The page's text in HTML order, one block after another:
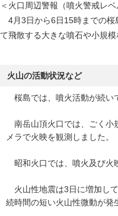
＜火口周辺警報（噴火警戒レ
4月3日から6日15時までの桜
て飛散する大きな噴石や小規
火山の活動状況など
桜島では、噴火活動が続い
南岳山頂火口では、ごく小
メラで火映を観測しました。
昭和火口では、噴火及び火
火山性地震は3日に増加し
続時間の短い火山性微動が発